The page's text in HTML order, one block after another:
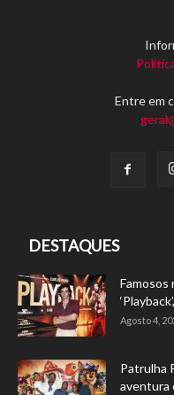
Entre em
DESTAQUES
Famosos
Agosto 4,
Patrulha
aventura